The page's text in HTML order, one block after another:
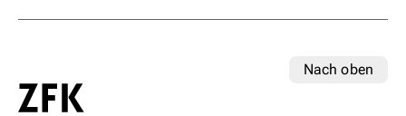
Nach oben